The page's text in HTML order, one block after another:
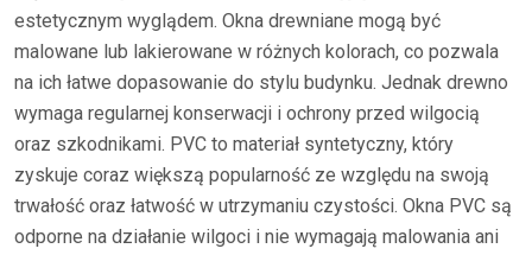
estetycznym wyglądem. Okna drewniane mogą być
malowane lub lakierowane w różnych kolorach, co pozwala
na ich łatwe dopasowanie do stylu budynku. Jednak drewno
wymaga regularnej konserwacji i ochrony przed wilgocią
oraz szkodnikami. PVC to materiał syntetyczny, który
zyskuje coraz większą popularność ze względu na swoją
trwałość oraz łatwość w utrzymaniu czystości. Okna PVC są
odporne na działanie wilgoci i nie wymagają malowania ani